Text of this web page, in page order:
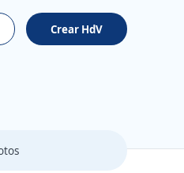
Crear HdV